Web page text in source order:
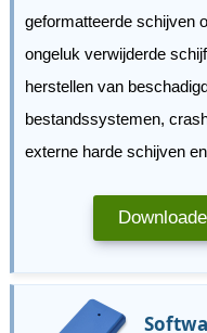
geformatteerde schijven
ongeluk verwijderde
herstellen van
bestandssystemen,
externe harde schijven